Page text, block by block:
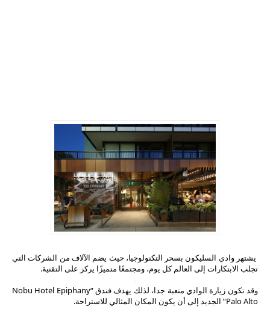
يشتهر وادي السليكون بسحر التكنولوجيا، حيث يضم الآلاف من الشركات التي
تجلب الابتكارات إلى العالم كل يوم، ومجتمعًا متميزًا يركز على التقنية.
وقد تكون زيارة الوادي متعبة جدا، لذلك يهدف فندق “Nobu Hotel Epiphany
Palo Alto” الجديد إلى أن يكون المكان المثالي للاستراحة.